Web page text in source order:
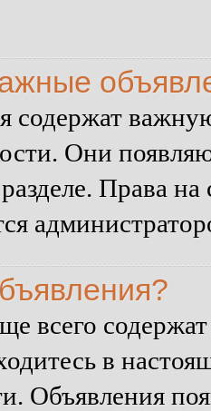
содержат
Они
Права
всего
в
Объявления